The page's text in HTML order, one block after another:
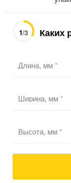
1/3 Каких
Длина, мм*
Ширина, мм*
Высота, мм*